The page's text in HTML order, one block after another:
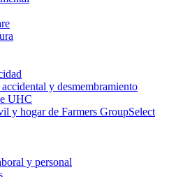
y desmembramiento
UHC
y hogar de Farmers GroupSelect
y personal